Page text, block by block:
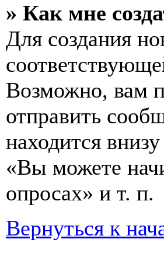
» Как мне
Для создания
Возможно, вам
отправить
находится
«Вы можете
опросах» и т. п.
Вернуться к